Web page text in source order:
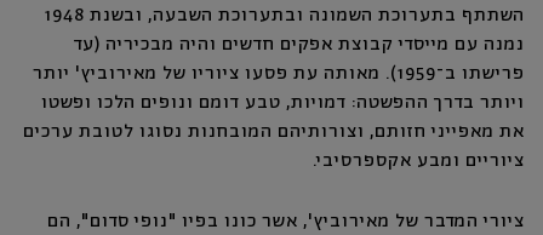
השתתף בתערוכת השמונה ובתערוכת השבעה, ובשנת 1948
נמנה עם מייסדי קבוצת אפקים חדשים והיה מבכיריה (עד
פרישתו ב־1959). מאותה עת פסעו ציוריו של מאירוביץ' יותר
ויותר בדרך ההפשטה: דמויות, טבע דומם ונופים הלכו ופשטו
את מאפייני חזותם, וצורותיהם המובחנות נסוגו לטובת ערכים
ציוריים ומבע אקספרסיבי.
ציורי המדבר של מאירוביץ', אשר כונו בפיו "נופי סדום", הם